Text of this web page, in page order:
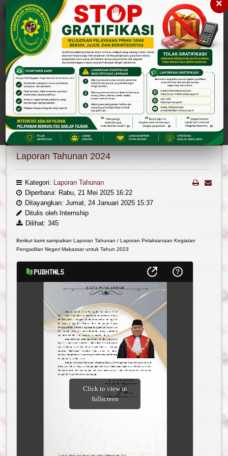
Please
website
includes
accessibility
system.
×
Cari Cari
Layanan Publik Laporan Laporan Tahunan
Laporan Tahunan 2024
Laporan Tahunan 2024
Kategori: Laporan Tahunan
Diperbarui: Rabu, 21 Mei 2025 16:22
Ditayangkan: Jumat, 24 Januari 2025 15:37
Ditulis oleh Internship
Dilihat: 345
Berikut kami sampaikan Laporan Tahunan / Laporan Pelaksanaan Kegiatan
Pengadilan Negeri Makassar untuk Tahun 2023
Reformasi